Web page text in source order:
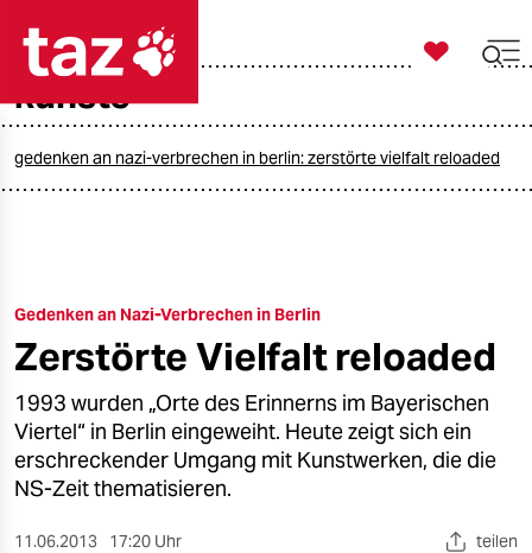
taz zahl ich
öko
gesellschaft
kultur
sport
berlin

taz zahl ich
künste
gedenken an nazi-verbrechen in berlin: zerstörte vielfalt reloaded
Gedenken an Nazi-Verbrechen in Berlin
Zerstörte Vielfalt reloaded
1993 wurden „Orte des Erinnerns im Bayerischen
Viertel“ in Berlin eingeweiht. Heute zeigt sich ein
erschreckender Umgang mit Kunstwerken, die die
NS-Zeit thematisieren.
11.06.2013 17:20 Uhr teilen